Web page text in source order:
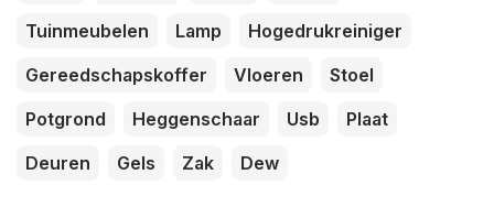
Tuinmeubelen
Lamp
Hogedrukreiniger
Gereedschapskoffer
Vloeren
Stoel
Potgrond
Heggenschaar Usb
Plaat
Deuren
Gels Zak Dew